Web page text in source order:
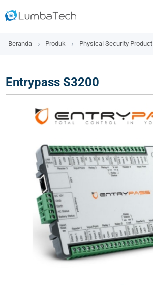
Beranda Produk Physical Security Product
Entrypass S3200